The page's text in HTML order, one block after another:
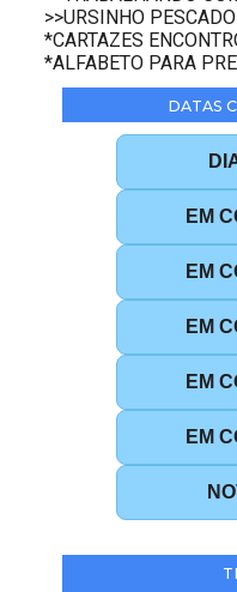
>>URSINHO
*CARTAZES
*ALFABETO PARA
DATAS
EM
EM
EM
EM
EM